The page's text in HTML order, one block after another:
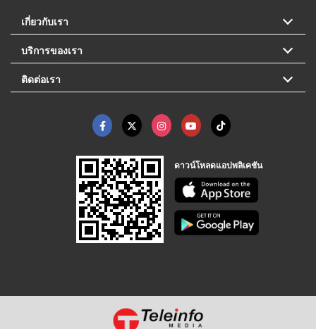
เกี่ยวกับเรา
บริการของเรา
ติดต่อเรา
ดาวน์โหลดแอปพลิเคชัน